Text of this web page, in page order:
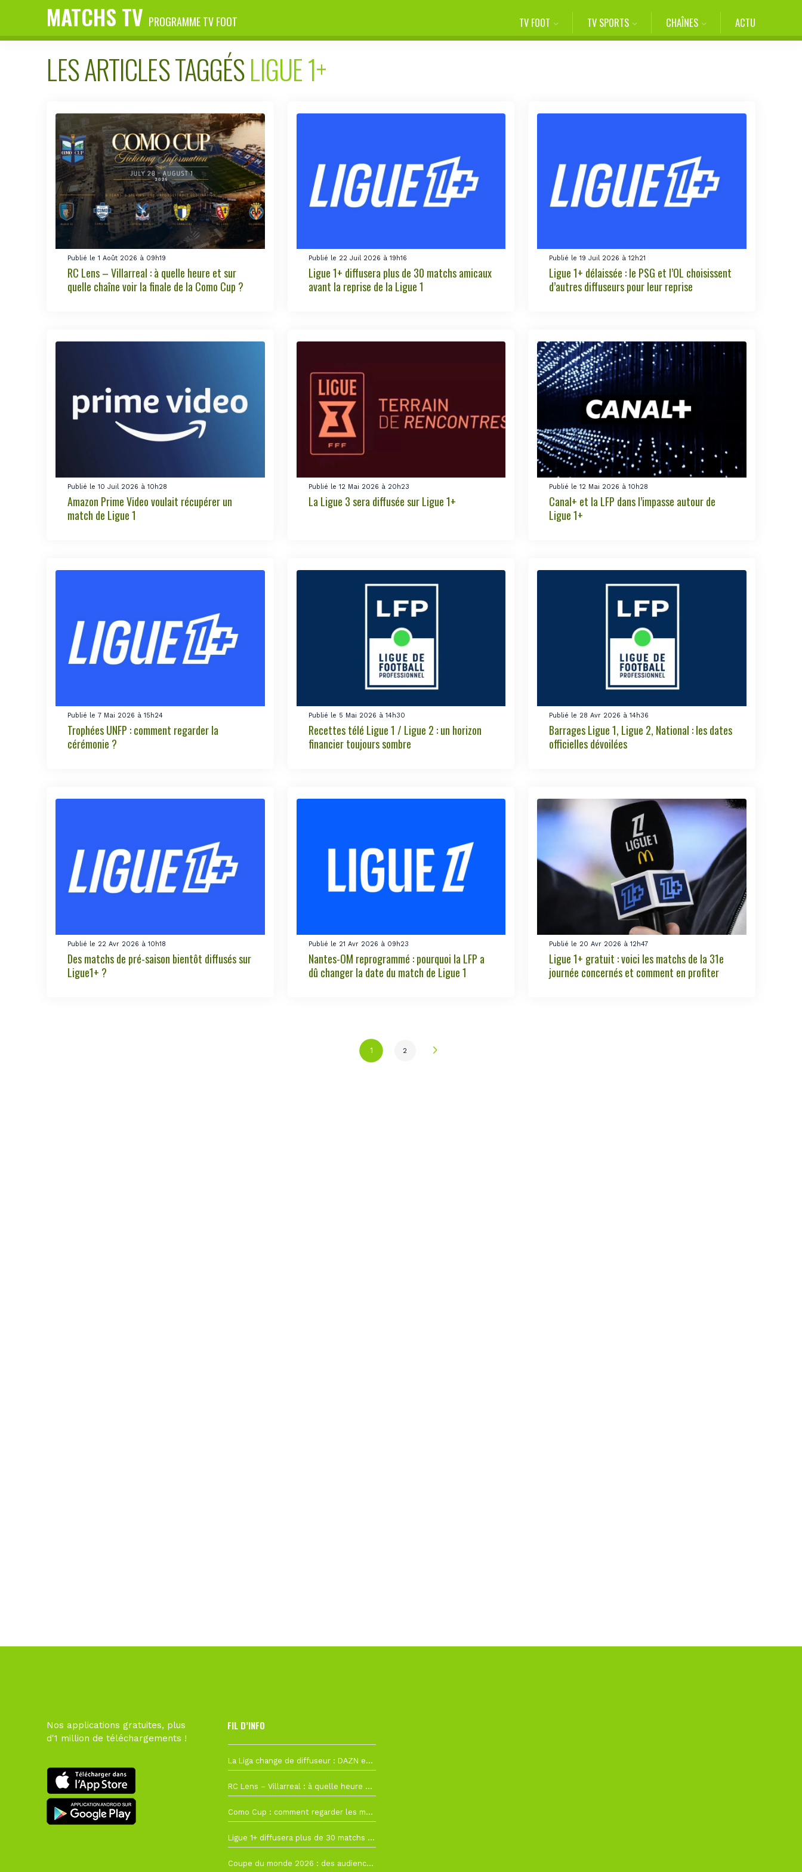
MATCHS TV PROGRAMME TV FOOT TV FOOT TV SPORTS CHAÎNES ACTU
LES ARTICLES TAGGÉSLIGUE 1+
Publié le 1 Août 2026 à 09h19
RC Lens – Villarreal : à quelle heure et sur
quelle chaîne voir la finale de la Como Cup ?
Publié le 22 Juil 2026 à 19h16
Ligue 1+ diffusera plus de 30 matchs amicaux
avant la reprise de la Ligue 1
Publié le 19 Juil 2026 à 12h21
Ligue 1+ délaissée : le PSG et l’OL choisissent
d’autres diffuseurs pour leur reprise
Publié le 10 Juil 2026 à 10h28
Amazon Prime Video voulait récupérer un
match de Ligue 1
Publié le 12 Mai 2026 à 20h23
La Ligue 3 sera diffusée sur Ligue 1+
Publié le 12 Mai 2026 à 10h28
Canal+ et la LFP dans l’impasse autour de
Ligue 1+
Publié le 7 Mai 2026 à 15h24
Trophées UNFP : comment regarder la
cérémonie ?
Publié le 5 Mai 2026 à 14h30
Recettes télé Ligue 1 / Ligue 2 : un horizon
financier toujours sombre
Publié le 28 Avr 2026 à 14h36
Barrages Ligue 1, Ligue 2, National : les dates
officielles dévoilées
Publié le 22 Avr 2026 à 10h18
Des matchs de pré-saison bientôt diffusés sur
Ligue1+ ?
Publié le 21 Avr 2026 à 09h23
Nantes-OM reprogrammé : pourquoi la LFP a
dû changer la date du match de Ligue 1
Publié le 20 Avr 2026 à 12h47
Ligue 1+ gratuit : voici les matchs de la 31e
journée concernés et comment en profiter
1 2
Nos applications gratuites, plus
d'1 million de téléchargements !
FIL D’INFO
La Liga change de diffuseur : DAZN et Disney+ remplacent beIN Sports !
RC Lens – Villarreal : à quelle heure et sur quelle chaîne voir la finale de la Como Cup ?
Como Cup : comment regarder les matchs du RC Lens en direct ?
Ligue 1+ diffusera plus de 30 matchs amicaux avant la reprise de la Ligue 1
Coupe du monde 2026 : des audiences record, mais M6 devrait perdre très gros !